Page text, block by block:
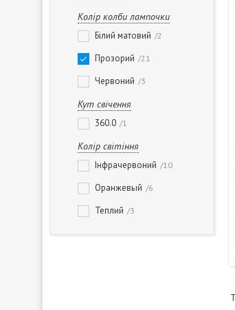
Колір колби лампочки
Білий матовий 2
Прозорий 21
Червоний 3
Кут свічення
360.0 1
Колір світіння
Інфрачервоний 10
Оранжевый 6
Теплий 3